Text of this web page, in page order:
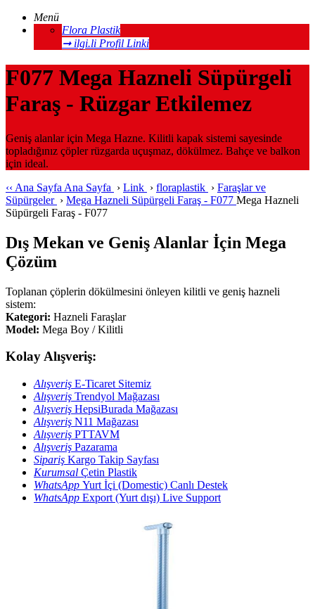
Menü
Flora Plastik
➞ ilgi.li Profil Linki
F077 Mega Hazneli Süpürgeli
Faraş - Rüzgar Etkilemez
Geniş alanlar için Mega Hazne. Kilitli kapak sistemi sayesinde
topladığınız çöpler rüzgarda uçuşmaz, dökülmez. Bahçe ve balkon
için ideal.
‹‹ Ana Sayfa Ana Sayfa › Link › floraplastik › Faraşlar ve
Süpürgeler › Mega Hazneli Süpürgeli Faraş - F077 Mega Hazneli
Süpürgeli Faraş - F077
Dış Mekan ve Geniş Alanlar İçin Mega
Çözüm
Toplanan çöplerin dökülmesini önleyen kilitli ve geniş hazneli
sistem:
Kategori: Hazneli Faraşlar
Model: Mega Boy / Kilitli
Kolay Alışveriş:
Alışveriş E-Ticaret Sitemiz
Alışveriş Trendyol Mağazası
Alışveriş HepsiBurada Mağazası
Alışveriş N11 Mağazası
Alışveriş PTTAVM
Alışveriş Pazarama
Sipariş Kargo Takip Sayfası
Kurumsal Çetin Plastik
WhatsApp Yurt İçi (Domestic) Canlı Destek
WhatsApp Export (Yurt dışı) Live Support